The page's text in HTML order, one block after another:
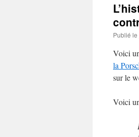
Publié le
Voici
la
sur le
Voici